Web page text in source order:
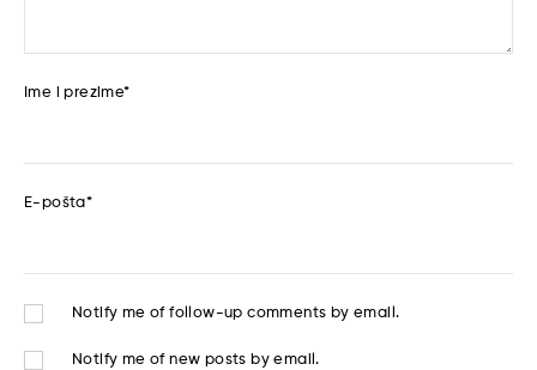
Ime i prezime*
E-pošta*
Notify me of follow-up comments by email.
Notify me of new posts by email.